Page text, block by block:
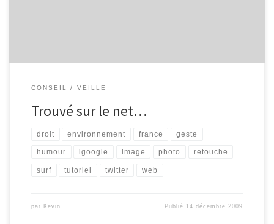
CONSEIL VEILLE
Trouvé sur le net…
droit environnement france geste
humour igoogle image photo retouche
surf tutoriel twitter web
par Kevin Publié 14 décembre 2009